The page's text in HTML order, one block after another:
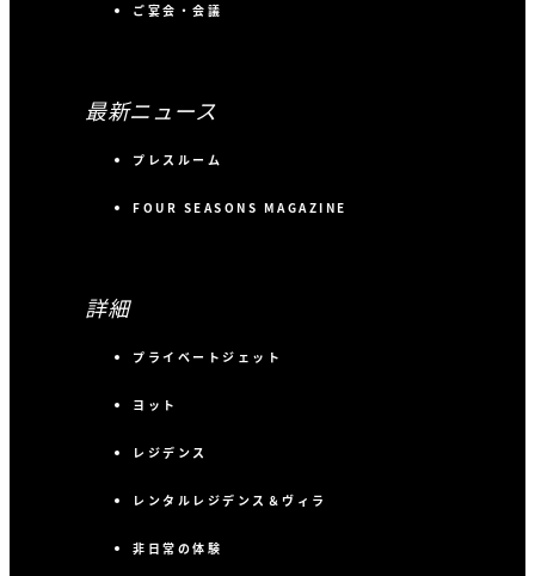
ご宴会・会議
最新ニュース
プレスルーム
FOUR SEASONS MAGAZINE
詳細
プライベートジェット
ヨット
レジデンス
レンタルレジデンス＆ヴィラ
非日常の体験